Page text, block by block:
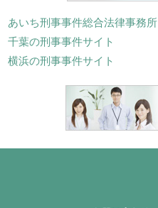
あいち刑事事件総合法律事務所
千葉の刑事事件サイト
横浜の刑事事件サイト